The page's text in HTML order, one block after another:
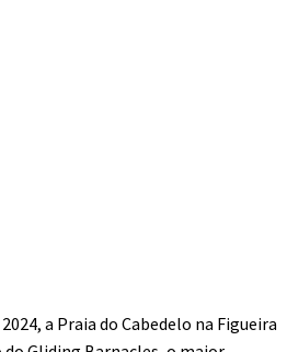
a Praia do Cabedelo na Figueira